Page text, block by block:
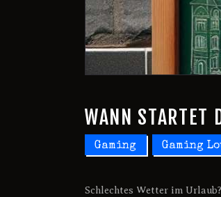
WANN STARTET
Gaming Gaming
Schlechtes Wetter im